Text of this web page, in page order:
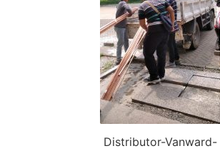
Distributor-Vanward-